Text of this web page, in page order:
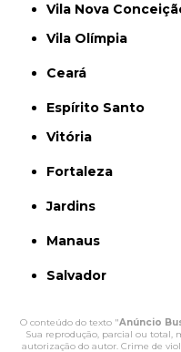
Vila Nova
Vila Olímpia
Ceará
Espírito Santo
Vitória
Fortaleza
Jardins
Manaus
Salvador
O conteúdo do texto "Anúncio
Sua reprodução, parcial ou total,
autorização do autor. Crime de